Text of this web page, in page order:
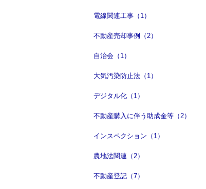
電線関連工事（1）
不動産売却事例（2）
自治会（1）
大気汚染防止法（1）
デジタル化（1）
不動産購入に伴う助成金等（2）
インスペクション（1）
農地法関連（2）
不動産登記（7）